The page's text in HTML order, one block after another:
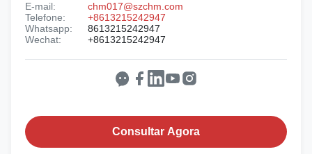
E-mail:
chm017@szchm.com
Telefone:
+8613215242947
Whatsapp:
8613215242947
Wechat:
+8613215242947
Consultar Agora